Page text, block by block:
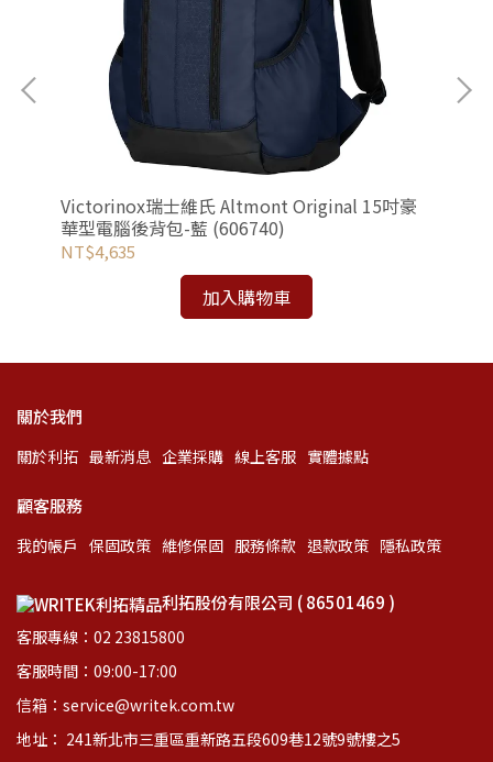
Victorinox瑞士維氏 Altmont Original 15吋豪
華型電腦後背包-藍 (606740)
NT$4,635
加入購物車
關於我們
關於利拓 最新消息 企業採購 線上客服 實體據點
顧客服務
我的帳戶 保固政策 維修保固 服務條款 退款政策 隱私政策
利拓股份有限公司 ( 86501469 )
客服專線：02 23815800
客服時間：09:00-17:00
信箱：service@writek.com.tw
地址： 241新北市三重區重新路五段609巷12號9號樓之5